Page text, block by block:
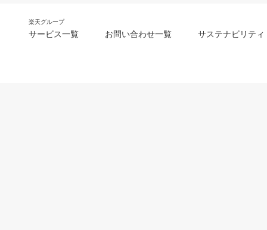
楽天グループ
サービス一覧 お問い合わせ一覧 サステナビリティ